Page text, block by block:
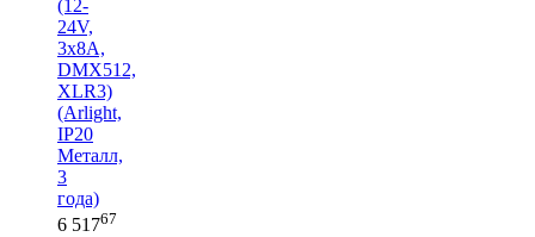
(12-
24V,
3x8A,
DMX512,
XLR3)
(Arlight,
IP20
Металл,
3
года)
6 51767